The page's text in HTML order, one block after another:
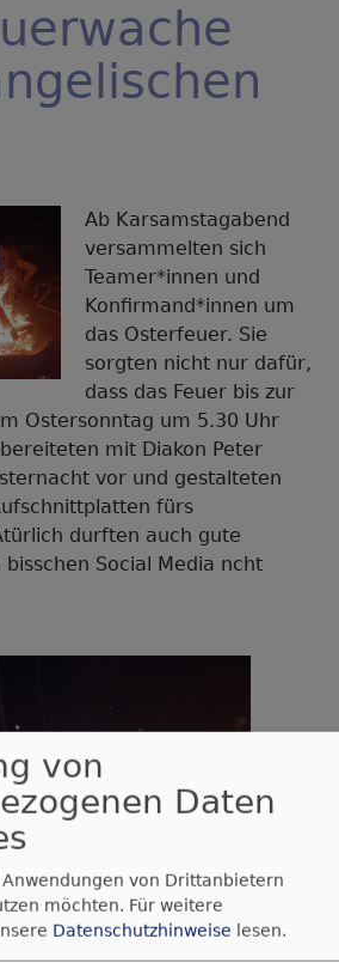
Ab Karsamstagabend
versammelten sich
Teamer*innen und
Konfirmand*innen um
das Osterfeuer. Sie
sorgten nicht nur dafür,
dass das Feuer bis zur
Ostersonntag um 5.30 Uhr
mit Diakon Peter
vor und gestalteten
fürs
durften auch gute
Social Media ncht
von
Daten
von Drittanbietern
möchten. Für weitere
Datenschutzhinweise lesen.